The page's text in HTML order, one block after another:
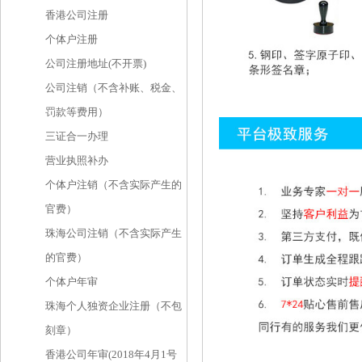
香港公司注册
个体户注册
公司注册地址(不开票)
公司注销（不含补账、税金、
罚款等费用）
三证合一办理
营业执照补办
个体户注销（不含实际产生的
官费）
珠海公司注销（不含实际产生
的官费）
个体户年审
珠海个人独资企业注册（不包
刻章）
香港公司年审(2018年4月1号